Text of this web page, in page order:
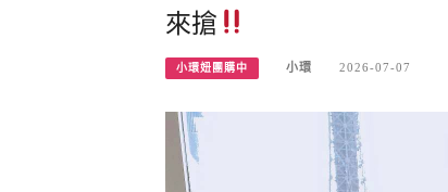
來搶
小環妞團購中 小環 2026-07-07